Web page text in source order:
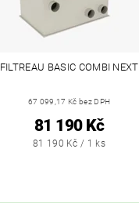
FILTREAU BASIC COMBI NEXT
67 099,17 Kč bez DPH
81 190 Kč
81 190 Kč / 1 ks